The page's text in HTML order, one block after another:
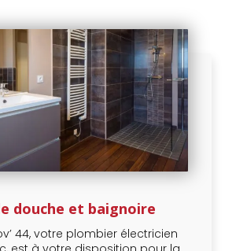
douche et baignoire
44, votre plombier électricien